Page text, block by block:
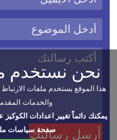
نحن نستخدم
هذا الموقع يستخدم ملفات
والخدمات
يمكنك دائماً تغيير اعدادات
صفحة سياسات